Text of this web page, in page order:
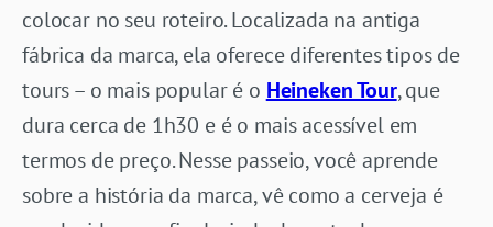
colocar no seu roteiro. Localizada na antiga
fábrica da marca, ela oferece diferentes tipos de
tours – o mais popular é o Heineken Tour, que
dura cerca de 1h30 e é o mais acessível em
termos de preço. Nesse passeio, você aprende
sobre a história da marca, vê como a cerveja é